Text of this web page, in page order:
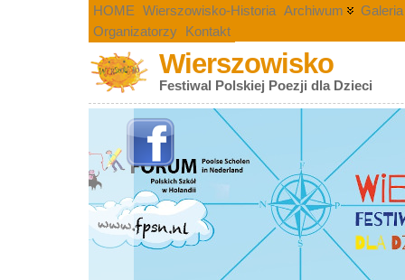
HOME Wierszowisko-Historia Archiwum
Galeria
Organizatorzy Kontakt
Wierszowisko
Festiwal Polskiej Poezji dla Dzieci